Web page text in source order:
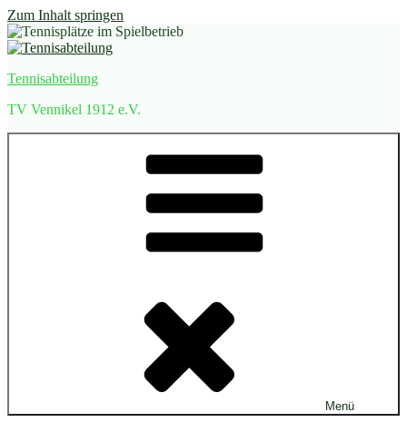
Zum Inhalt springen
Tennisabteilung
TV Vennikel 1912 e.V.
Menü